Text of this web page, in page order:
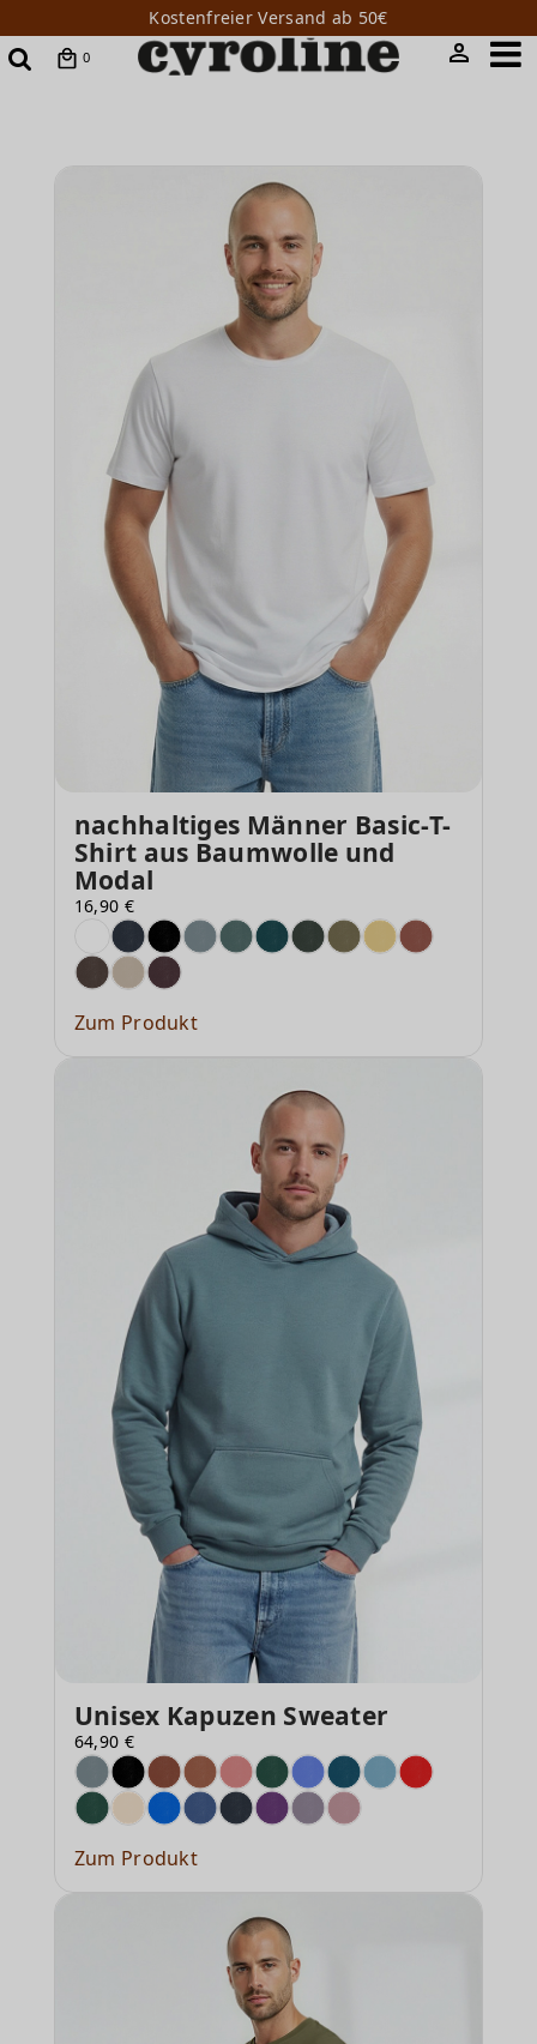
Kostenfreier Versand ab 50€
0
nachhaltiges Männer Basic-T-
Shirt aus Baumwolle und
Modal
16,90 €
Zum Produkt
Unisex Kapuzen Sweater
64,90 €
Zum Produkt